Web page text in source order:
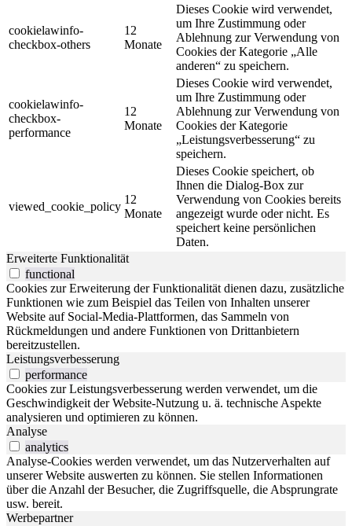
cookielawinfo-
checkbox-others
12
Monate
Dieses Cookie wird verwendet,
um Ihre Zustimmung oder
Ablehnung zur Verwendung von
Cookies der Kategorie „Alle
anderen“ zu speichern.
cookielawinfo-
checkbox-
performance
12
Monate
Dieses Cookie wird verwendet,
um Ihre Zustimmung oder
Ablehnung zur Verwendung von
Cookies der Kategorie
„Leistungsverbesserung“ zu
speichern.
viewed_cookie_policy
12
Monate
Dieses Cookie speichert, ob
Ihnen die Dialog-Box zur
Verwendung von Cookies bereits
angezeigt wurde oder nicht. Es
speichert keine persönlichen
Daten.
Erweiterte Funktionalität
functional
Cookies zur Erweiterung der Funktionalität dienen dazu, zusätzliche
Funktionen wie zum Beispiel das Teilen von Inhalten unserer
Website auf Social-Media-Plattformen, das Sammeln von
Rückmeldungen und andere Funktionen von Drittanbietern
bereitzustellen.
Leistungsverbesserung
performance
Cookies zur Leistungsverbesserung werden verwendet, um die
Geschwindigkeit der Website-Nutzung u. ä. technische Aspekte
analysieren und optimieren zu können.
Analyse
analytics
Analyse-Cookies werden verwendet, um das Nutzerverhalten auf
unserer Website auswerten zu können. Sie stellen Informationen
über die Anzahl der Besucher, die Zugriffsquelle, die Absprungrate
usw. bereit.
Werbepartner